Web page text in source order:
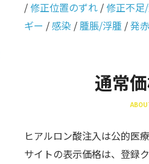
/修正位置のずれ /修正不足
ギー /感染 /腫脹/浮腫 /発
通常
ヒアルロン酸注入は公的医
サイトの表示価格は、登録